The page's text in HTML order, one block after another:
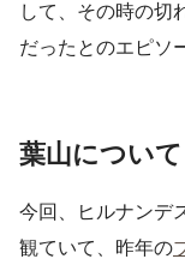
して、その時の切
だったとのエピソ
葉山について
今回、ヒルナンデ
観ていて、昨年の